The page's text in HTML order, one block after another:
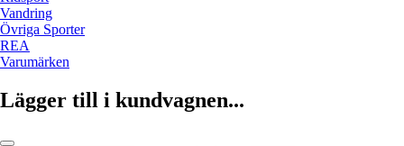
Vandring
Övriga Sporter
REA
Varumärken
Lägger till i kundvagnen...